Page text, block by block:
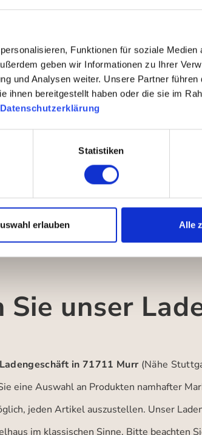
Funktionen für soziale Medien
geben wir Informationen zu Ihrer
und Analysen weiter. Unsere Partner führen
ihnen bereitgestellt haben oder die sie im
Datenschutzerklärung
Statistiken
erlauben Alle
Sie unser
Ladengeschäft in 71711 Murr (Nähe
eine Auswahl an Produkten namhafter
jeden Artikel auszustellen. Unser
im klassischen Sinne. Bitte beachten